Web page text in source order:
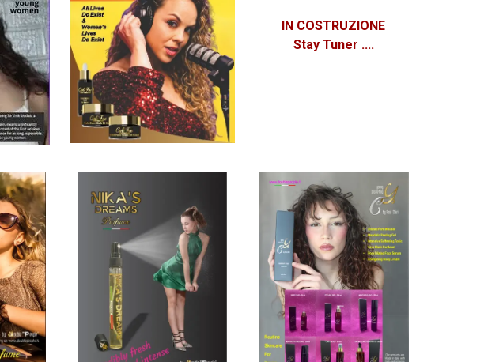
IN COSTRUZIONE
Stay Tuner ....